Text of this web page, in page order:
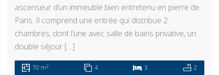
ascenseur d’un immeuble bien entretenu en pierre de
Paris. Il comprend une entrée qui distribue 2
chambres, dont l’une avec salle de bains privative, un
double séjour […]
70 m2 4 3 2